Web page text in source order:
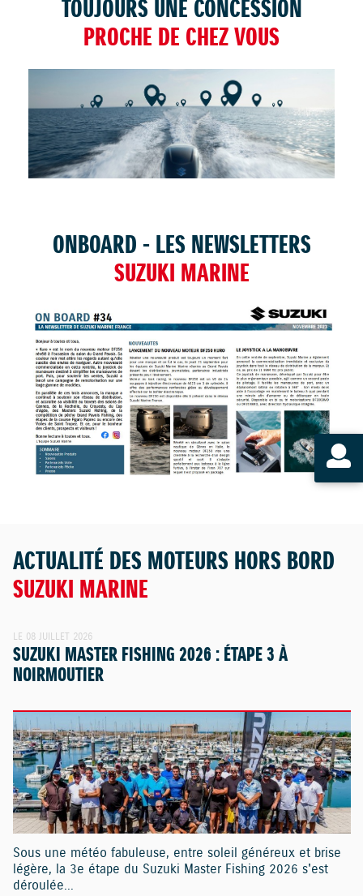
TOUJOURS UNE CONCESSION
PROCHE DE CHEZ VOUS
TROUVER UNE CONCESSION
ONBOARD - LES NEWSLETTERS
SUZUKI MARINE
ACTUALITÉ DES MOTEURS HORS BORD
SUZUKI MARINE
LE 08 JUILLET 2026
SUZUKI MASTER FISHING 2026 : ÉTAPE 3 À
NOIRMOUTIER
Sous une météo fabuleuse, entre soleil généreux et brise
légère, la 3e étape du Suzuki Master Fishing 2026 s'est
déroulée...